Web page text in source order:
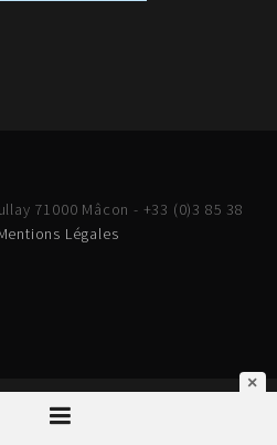
71000 Mâcon - +33 (0)3 85 38
Légales